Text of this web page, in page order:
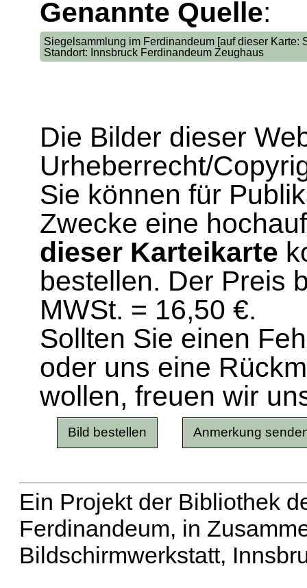
Genannte Quelle:
Siegelsammlung im Ferdinandeum [auf dieser
Standort: Innsbruck Ferdinandeum Zeughaus
Die Bilder dieser
Urheberrecht/
Sie können für
Zwecke eine
dieser Karteikarte
bestellen. Der Preis
MWSt. = 16,50 €.
Sollten Sie einen
oder uns eine
wollen, freuen wir
Ein Projekt der Bibliothek
Ferdinandeum, in
Bildschirmwerkstatt,